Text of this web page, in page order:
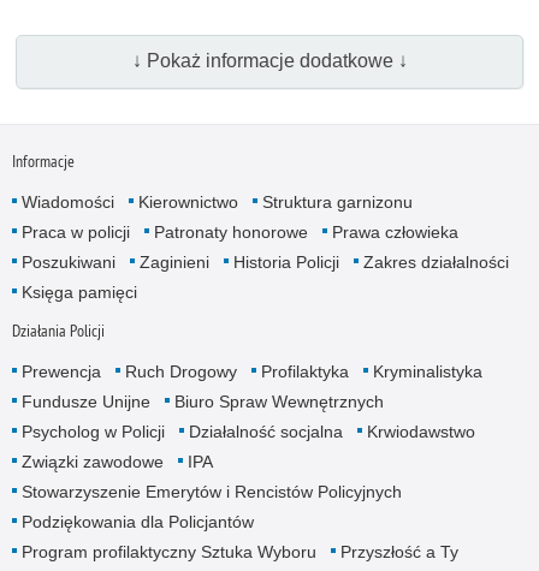
↓ Pokaż informacje dodatkowe ↓
Informacje
Wiadomości Kierownictwo
Struktura garnizonu
Praca w policji
Patronaty honorowe
Prawa człowieka
Poszukiwani
Zaginieni Historia Policji
Zakres działalności
Księga pamięci
Działania Policji
Prewencja Ruch Drogowy Profilaktyka
Kryminalistyka
Fundusze Unijne
Biuro Spraw Wewnętrznych
Psycholog w Policji
Działalność socjalna
Krwiodawstwo
Związki zawodowe
IPA
Stowarzyszenie Emerytów i Rencistów Policyjnych
Podziękowania dla Policjantów
Program profilaktyczny Sztuka Wyboru
Przyszłość a Ty